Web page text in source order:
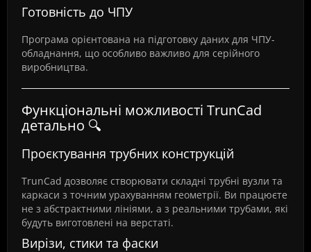
Готовність до ЧПУ
Програма орієнтована на підготовку даних для ЧПУ-
обладнання, що особливо важливо для серійного
виробництва.
Функціональні можливості TrunCad
детально 🔍
Проєктування трубних конструкцій
TrunCad дозволяє створювати складні трубні вузли та
каркаси з точним урахуванням геометрії. Ви працюєте
не з абстрактними лініями, а з реальними трубами, які
будуть виготовлені на верстаті.
Вирізи, стики та фаски